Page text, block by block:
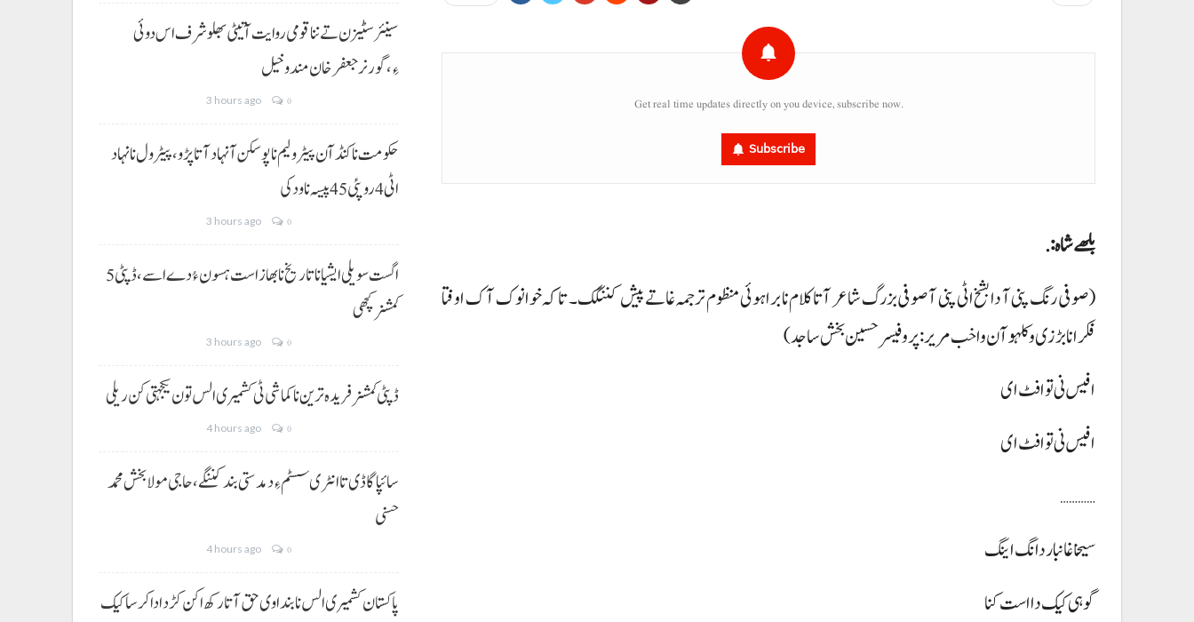
Get real time updates directly on you device, subscribe now.
Subscribe
بلھے شاہ:.
(صوفی رنگ پنی آ دا بشخ اٹی پنی آ صوفی بزرگ شاعر آتا کلام نا براہوئی منظوم ترجمہ غاتے پیش کننگک۔ تاکہ خوانوک آک اوفتا
فکر انا بڑزی و کلہو آن واخب مریر: پروفیسر حسین بخش ساجد)
افیس نی تو افٹ ای
افیس نی تو افٹ ای
…………
سیخا غانبار دانگ اینگ
گوہی کیک دا است کنا
سینئر سٹیزن تے ننا قومی روایت آتیٹی بھلو شرف اس دوئی
ءِ،گورنر جعفرخان مندوخیل
3 hours ago 0
حکومت نا کنڈ آن پیٹرولیم نا پوسکن آ نہاد آتا پڑو،پیٹرول نا نہاد
اٹی 4 روپئی 45 پیسہ نا ودکی
3 hours ago 0
5 اگست سویلی ایشیا نا تاریخ نا بھاز است ہسون ءُ دے اسے،ڈپٹی
کمشنر کچھی
3 hours ago 0
ڈپٹی کمشنر فریدہ ترین نا کماشی ٹی کشمیری الس تون یکجہتی کن ریلی
4 hours ago 0
سائپا گاڈی تا انٹری سسٹم ءِ دمدستی بند کننگے، حاجی مولا بخش محمد
حسنی
4 hours ago 0
پاکستان کشمیری الس نا بنداوی حق آتا رکھ اکن کڑد ادا کرسا کیک